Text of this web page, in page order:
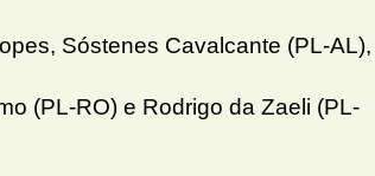
Sóstenes Cavalcante (PL-AL),
(PL-RO) e Rodrigo da Zaeli (PL-